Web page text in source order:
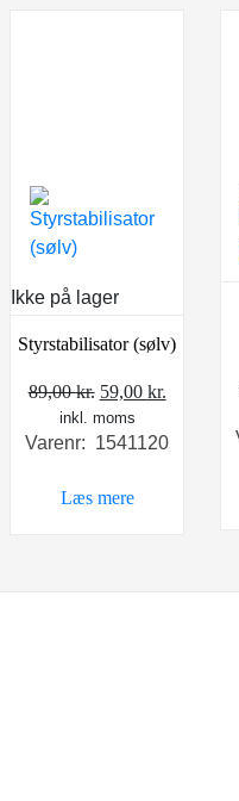
Ikke på lager
Styrstabilisator (sølv)
89,00kr. Den
oprindelige
pris
89,00 kr..
59,00 kr.Den
pris
inkl. moms
Varenr: 1541120
Læs mere